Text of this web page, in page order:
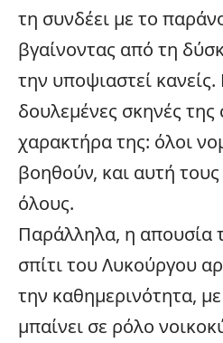
τη συνδέει με το
βγαίνοντας από τη
την υποψιαστεί κανείς.
δουλεμένες σκηνές της
χαρακτήρα της: όλοι
βοηθούν, και αυτή τους
όλους.
Παράλληλα, η απουσία
σπίτι του Λυκούργου
την καθημερινότητα,
μπαίνει σε ρόλο